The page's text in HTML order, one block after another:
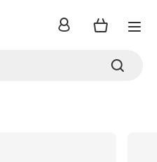
se